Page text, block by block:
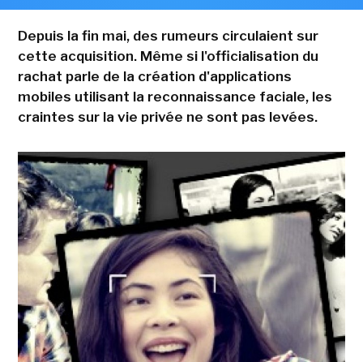
Depuis la fin mai, des rumeurs circulaient sur
cette acquisition. Même si l'officialisation du
rachat parle de la création d'applications
mobiles utilisant la reconnaissance faciale, les
craintes sur la vie privée ne sont pas levées.